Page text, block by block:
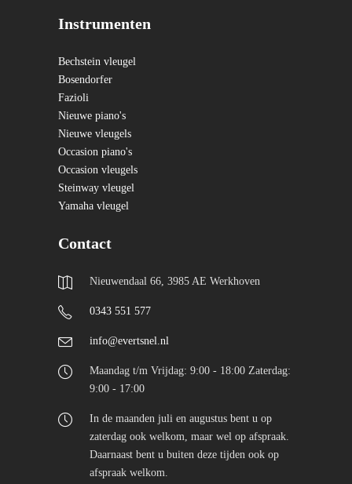
Instrumenten
Bechstein vleugel
Bosendorfer
Fazioli
Nieuwe piano's
Nieuwe vleugels
Occasion piano's
Occasion vleugels
Steinway vleugel
Yamaha vleugel
Contact
Nieuwendaal 66, 3985 AE Werkhoven
0343 551 577
info@evertsnel.nl
Maandag t/m Vrijdag: 9:00 - 18:00 Zaterdag:
9:00 - 17:00
In de maanden juli en augustus bent u op
zaterdag ook welkom, maar wel op afspraak.
Daarnaast bent u buiten deze tijden ook op
afspraak welkom.